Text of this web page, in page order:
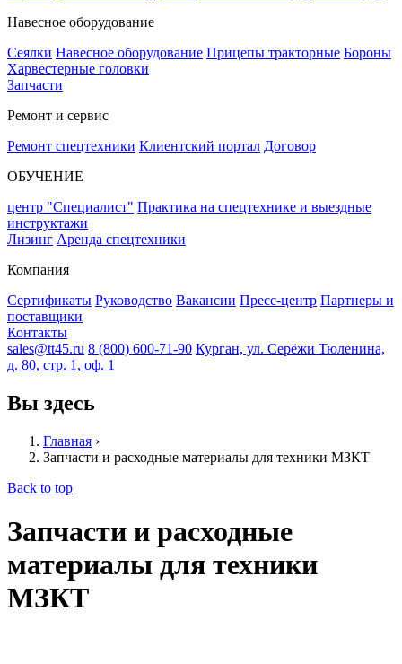
Навесное оборудование
Сеялки Навесное оборудование Прицепы тракторные Бороны
Харвестерные головки
Запчасти
Ремонт и сервис
Ремонт спецтехники Клиентский портал Договор
ОБУЧЕНИЕ
центр "Специалист" Практика на спецтехнике и выездные
инструктажи
Лизинг Аренда спецтехники
Компания
Сертификаты Руководство Вакансии Пресс-центр Партнеры и
поставщики
Контакты
sales@tt45.ru 8 (800) 600-71-90 Курган, ул. Серёжи Тюленина,
д. 80, стр. 1, оф. 1
Вы здесь
Главная ›
Запчасти и расходные материалы для техники МЗКТ
Back to top
Запчасти и расходные
материалы для техники
МЗКТ